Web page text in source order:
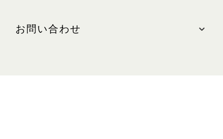
最寄りの駐車場: 南(ブルーゾーン)
お問い合わせ